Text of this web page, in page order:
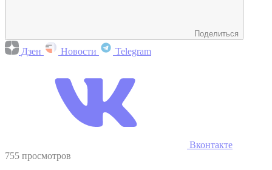
Поделиться
Дзен Новости Telegram
Вконтакте
755 просмотров